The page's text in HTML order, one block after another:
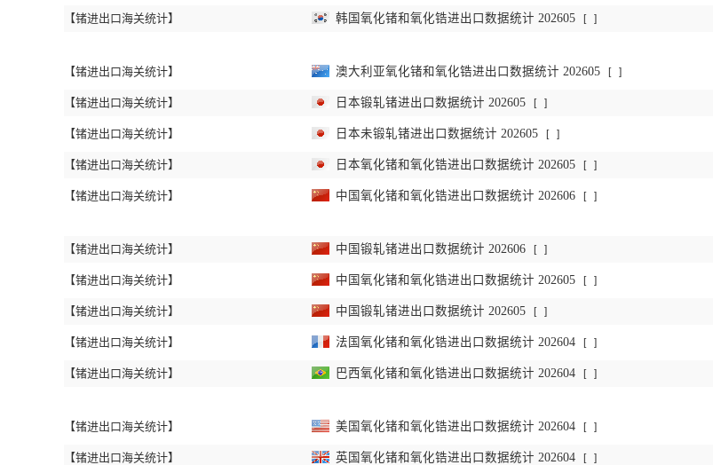
【锗进出口海关统计】
【锗进出口海关统计】
【锗进出口海关统计】
【锗进出口海关统计】
【锗进出口海关统计】
【锗进出口海关统计】
【锗进出口海关统计】
【锗进出口海关统计】
【锗进出口海关统计】
【锗进出口海关统计】
【锗进出口海关统计】
【锗进出口海关统计】
【锗进出口海关统计】
韩国氧化锗和氧化锆进出口数据统计 202605 [ ]
澳大利亚氧化锗和氧化锆进出口数据统计 202605 [ ]
日本锻轧锗进出口数据统计 202605 [ ]
日本未锻轧锗进出口数据统计 202605 [ ]
日本氧化锗和氧化锆进出口数据统计 202605 [ ]
中国氧化锗和氧化锆进出口数据统计 202606 [ ]
中国锻轧锗进出口数据统计 202606 [ ]
中国氧化锗和氧化锆进出口数据统计 202605 [ ]
中国锻轧锗进出口数据统计 202605 [ ]
法国氧化锗和氧化锆进出口数据统计 202604 [ ]
巴西氧化锗和氧化锆进出口数据统计 202604 [ ]
美国氧化锗和氧化锆进出口数据统计 202604 [ ]
英国氧化锗和氧化锆进出口数据统计 202604 [ ]